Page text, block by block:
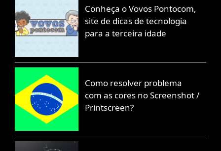
Conheça o Vovos Pontocom,
site de dicas de tecnologia
para a terceira idade
Como resolver problema
com as cores no Screenshot /
Printscreen?